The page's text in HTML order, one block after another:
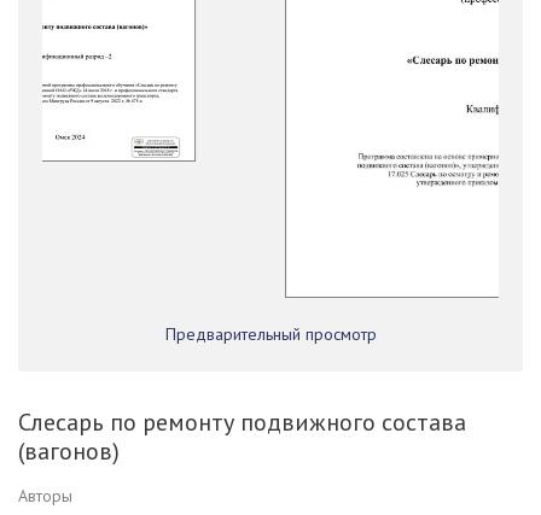
Предварительный просмотр
Слесарь по ремонту подвижного состава
(вагонов)
Авторы